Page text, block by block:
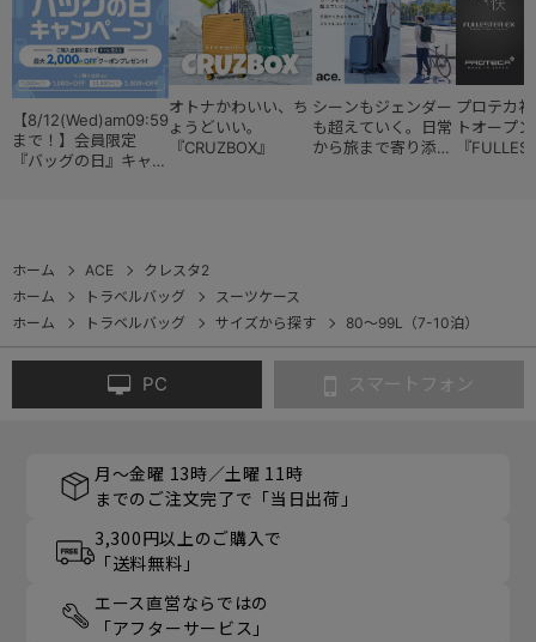
【8/12(Wed)am09:59
まで！】会員限定
『バッグの日』キャン
オトナかわいい、ち
ょうどいい。
『CRUZBOX』
シーンもジェンダー
も超えていく。日常
から旅まで寄り添う
プロテカ
トオープ
『
ホーム ACE
クレスタ2
ホーム
トラベルバッグ
スーツケース
ホーム
トラベルバッグ サイズから探す 80～99L（7-10泊）
PC スマートフォン
月～金曜 13時／土曜 11時
までのご注文完了で「当日出荷」
3,300円以上のご購入で
「送料無料」
エース直営ならではの
「アフターサービス」